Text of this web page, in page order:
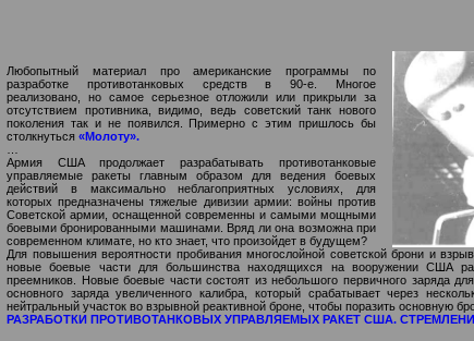
Любопытный материал про американские программы по
разработке противотанковых средств в 90-е. Многое
реализовано, но самое серьезное отложили или прикрыли за
отсутствием противника, видимо, ведь советский танк нового
поколения так и не появился. Примерно с этим пришлось бы
столкнуться «Молоту».
Армия CШA продолжает разрабатывать противотанковые
управляемые ракеты главным образом для ведения боевых
действий в максимально неблагоприятных условиях, для
которых предназначены тяжелые дивизии армии: войны против
Советской армии, оснащенной современны и самыми мощными
боевыми бронированными машинами. Вряд ли она возможна при
современном климате, но кто знает, что произойдет в будущем?
Для повышения вероятности пробивания многослойной советской брони и
новые боевые части для большинства находящихся на вооружении США
преемников. Новые боевые части сос­тоят из небольшого первичного заряда
основного заряда увеличенного калибра, который срабатывает через
нейтральный участок во взрывной реактивной броне, чтобы поразить основную
РАЗРАБОТКИ ПРОТИВОТАНКОВЫХ УПРАВЛЯЕМЫХ РАКЕТ CШA.